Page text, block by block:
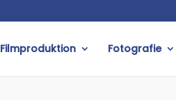
Filmproduktion Fotografie